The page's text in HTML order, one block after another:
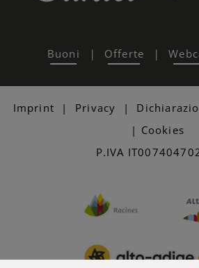
Buoni | Offerte |
Imprint | Privacy |
| Cookies
P.IVA